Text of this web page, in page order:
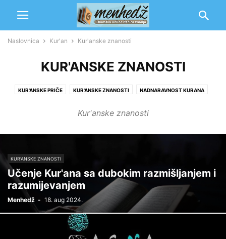
Naslovnica Kur'an Kur'anske znanosti
KUR'ANSKE ZNANOSTI
KUR'ANSKE PRIČE KUR'ANSKE ZNANOSTI NADNARAVNOST KURANA
Kur'anske znanosti
KUR'ANSKE ZNANOSTI
Učenje Kur'ana sa dubokim razmišljanjem i
razumijevanjem
Menhedž - 18. aug 2024.